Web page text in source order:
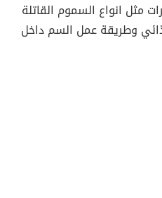
مثل انواع السموم القاتلة
وطريقة عمل السم داخل